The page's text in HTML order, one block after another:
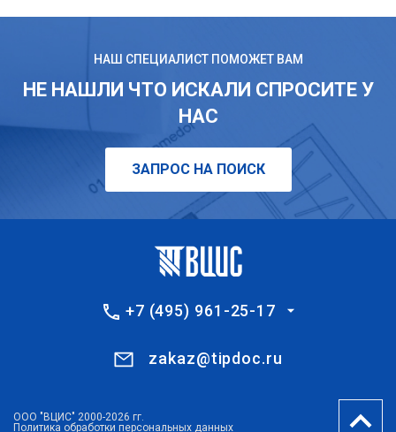
НАШ СПЕЦИАЛИСТ ПОМОЖЕТ ВАМ
НЕ НАШЛИ ЧТО ИСКАЛИ СПРОСИТЕ У
НАС
ЗАПРОС НА ПОИСК
+7 (495) 961-25-17
zakaz@tipdoc.ru
ООО "ВЦИС" 2000-2026 гг.
Политика обработки персональных данных